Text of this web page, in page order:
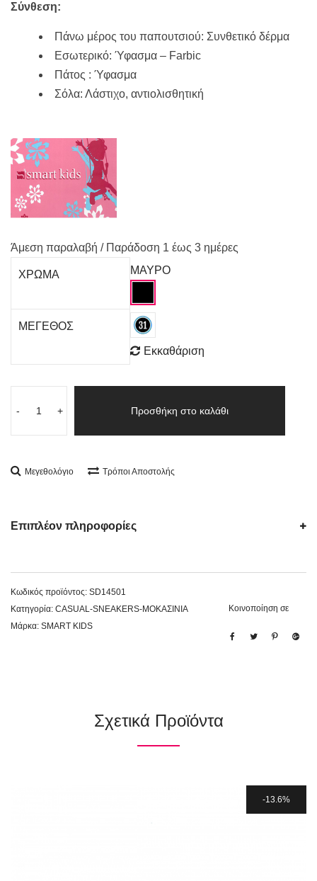
Σύνθεση:
Πάνω μέρος του παπουτσιού: Συνθετικό δέρμα
Εσωτερικό: Ύφασμα – Farbic
Πάτος : Ύφασμα
Σόλα: Λάστιχο, αντιολισθητική
Άμεση παραλαβή / Παράδoση 1 έως 3 ημέρες
ΧΡΩΜΑ ΜΑΥΡΟ
ΜΕΓΕΘΟΣ
Εκκαθάριση
- + Προσθήκη στο καλάθι
Μεγεθολόγιο Τρόποι Αποστολής
Επιπλέον πληροφορίες
Κωδικός προϊόντος: SD14501
Κατηγορία: CASUAL-SNEAKERS-ΜΟΚΑΣΙΝΙΑ
Μάρκα: SMART KIDS
Κοινοποίηση σε
Σχετικά Προϊόντα
13.6%